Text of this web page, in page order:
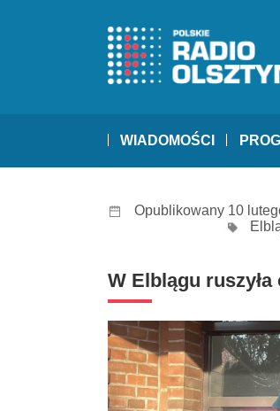
WIADOMOŚCI
Opublikowany 10
W Elblągu